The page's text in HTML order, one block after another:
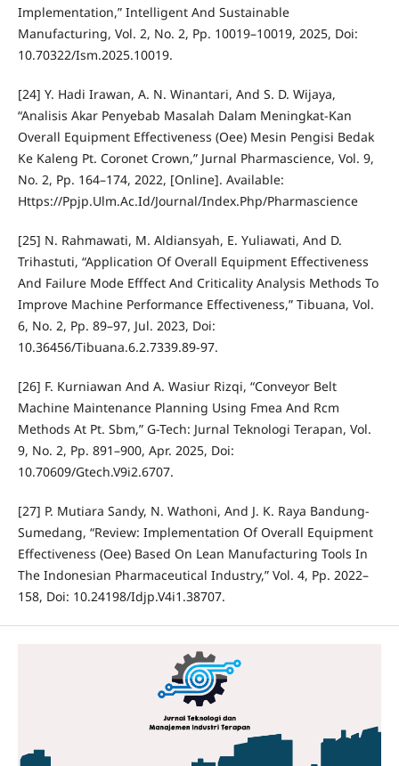
Implementation,” Intelligent And Sustainable
Manufacturing, Vol. 2, No. 2, Pp. 10019–10019, 2025, Doi:
10.70322/Ism.2025.10019.
[24] Y. Hadi Irawan, A. N. Winantari, And S. D. Wijaya,
“Analisis Akar Penyebab Masalah Dalam Meningkat-Kan
Overall Equipment Effectiveness (Oee) Mesin Pengisi Bedak
Ke Kaleng Pt. Coronet Crown,” Jurnal Pharmascience, Vol. 9,
No. 2, Pp. 164–174, 2022, [Online]. Available:
Https://Ppjp.Ulm.Ac.Id/Journal/Index.Php/Pharmascience
[25] N. Rahmawati, M. Aldiansyah, E. Yuliawati, And D.
Trihastuti, “Application Of Overall Equipment Effectiveness
And Failure Mode Efffect And Criticality Analysis Methods To
Improve Machine Performance Effectiveness,” Tibuana, Vol.
6, No. 2, Pp. 89–97, Jul. 2023, Doi:
10.36456/Tibuana.6.2.7339.89-97.
[26] F. Kurniawan And A. Wasiur Rizqi, “Conveyor Belt
Machine Maintenance Planning Using Fmea And Rcm
Methods At Pt. Sbm,” G-Tech: Jurnal Teknologi Terapan, Vol.
9, No. 2, Pp. 891–900, Apr. 2025, Doi:
10.70609/Gtech.V9i2.6707.
[27] P. Mutiara Sandy, N. Wathoni, And J. K. Raya Bandung-
Sumedang, “Review: Implementation Of Overall Equipment
Effectiveness (Oee) Based On Lean Manufacturing Tools In
The Indonesian Pharmaceutical Industry,” Vol. 4, Pp. 2022–
158, Doi: 10.24198/Idjp.V4i1.38707.